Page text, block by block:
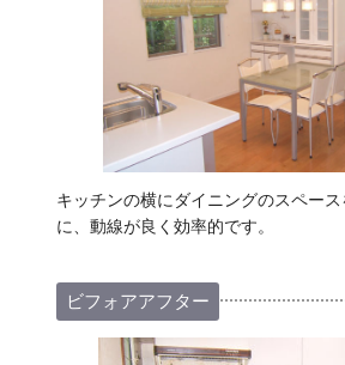
キッチンの横にダイニングのスペー
に、動線が良く効率的です。
ビフォアアフター